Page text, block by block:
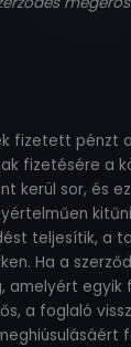
fizetett pénzt
fizetésére a
kerül sor, és
teljesítik, a
Ha a
amelyért
a foglaló